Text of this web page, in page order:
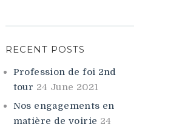
RECENT POSTS
Profession de foi 2nd
tour 24 June 2021
Nos engagements en
matière de voirie 24